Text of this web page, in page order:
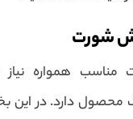
شورت
همواره
محصول دارد. در